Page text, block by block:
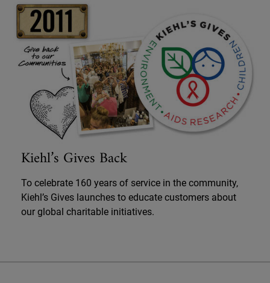
Kiehl’s Gives Back
To celebrate 160 years of service in the community,
Kiehl’s Gives launches to educate customers about
our global charitable initiatives.